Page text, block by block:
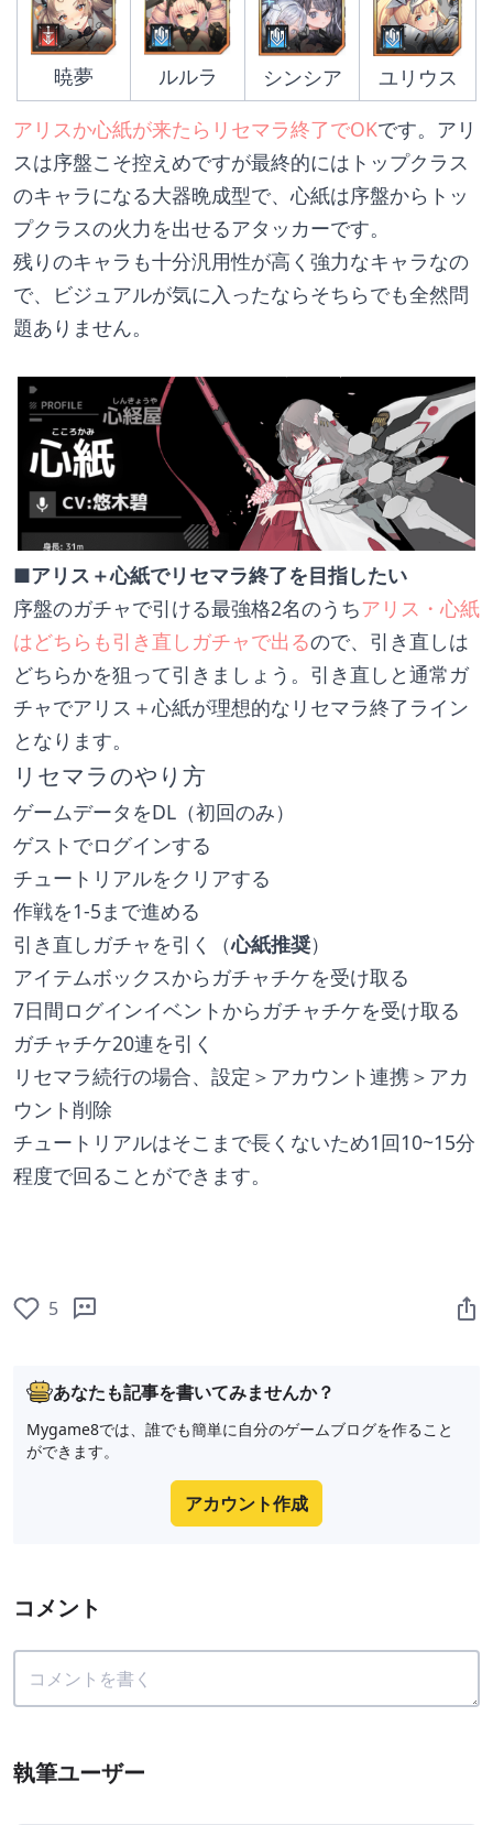
暁夢 ルルラ シンシア
ユリウス
アリスか心紙が来たらリセマラ終了でOKです。アリ
スは序盤こそ控えめですが最終的にはトップクラス
のキャラになる大器晩成型で、心紙は序盤からトッ
プクラスの火力を出せるアタッカーです。
残りのキャラも十分汎用性が高く強力なキャラなの
で、ビジュアルが気に入ったならそちらでも全然問
題ありません。
■アリス＋心紙でリセマラ終了を目指したい
序盤のガチャで引ける最強格2名のうちアリス・心紙
はどちらも引き直しガチャで出るので、引き直しは
どちらかを狙って引きましょう。引き直しと通常ガ
チャでアリス＋心紙が理想的なリセマラ終了ライン
となります。
リセマラのやり方
ゲームデータをDL（初回のみ）
ゲストでログインする
チュートリアルをクリアする
作戦を1-5まで進める
引き直しガチャを引く（心紙推奨）
アイテムボックスからガチャチケを受け取る
7日間ログインイベントからガチャチケを受け取る
ガチャチケ20連を引く
リセマラ続行の場合、設定＞アカウント連携＞アカ
ウント削除
チュートリアルはそこまで長くないため1回10~15分
程度で回ることができます。
5
あなたも記事を書いてみませんか？
Mygame8では、誰でも簡単に自分のゲームブログを作ること
ができます。
アカウント作成
コメント
執筆ユーザー